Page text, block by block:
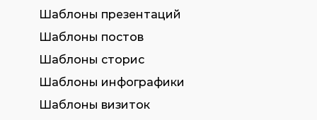
Шаблоны презентаций
Шаблоны постов
Шаблоны сторис
Шаблоны инфографики
Шаблоны визиток